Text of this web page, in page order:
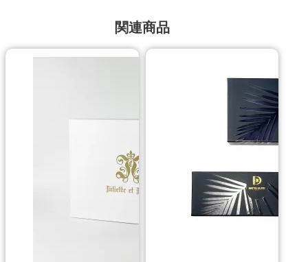
関連商品